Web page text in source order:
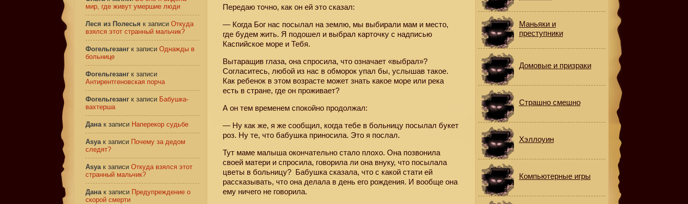
Передаю точно, как он ей это сказал:
— Когда Бог нас посылал на землю, мы выбирали мам и место,
где будем жить. Я подошел и выбрал карточку с надписью
Каспийское море и Тебя.
Вытаращив глаза, она спросила, что означает «выбрал»?
Согласитесь, любой из нас в обморок упал бы, услышав такое.
Как ребенок в этом возрасте может знать какое море или река
есть в стране, где он проживает?
А он тем временем спокойно продолжал:
— Ну как же, я же сообщил, когда тебе в больницу посылал букет
роз. Ну те, что бабушка приносила. Это я послал.
Тут маме малыша окончательно стало плохо. Она позвонила
своей матери и спросила, говорила ли она внуку, что посылала
цветы в больницу? Бабушка сказала, что с какой стати ей
рассказывать, что она делала в день его рождения. И вообще она
ему ничего не говорила.
мир, где живут умершие люди
Леся из Полесья к записи Откуда
взялся этот странный мальчик?
Фогельгезанг к записи Однажды в
больнице
Фогельгезанг к записи
Антирентгеновская порча
Фогельгезанг к записи Бабушка-
вахтерша
Данак записи Наперекор судьбе
Asyaк записи Почему за дедом
следят?
Asyaк записи Откуда взялся этот
странный мальчик?
Данак записи Предупреждение о
скорой смерти
Маньяки и
преступники
Домовые и призраки
Страшно смешно
Хэллоуин
Компьютерные игры